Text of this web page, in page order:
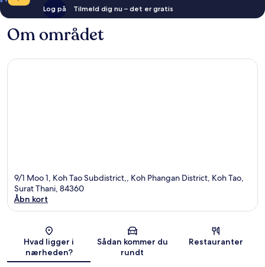
Log på Tilmeld dig nu – det er gratis
Om området
9/1 Moo 1, Koh Tao Subdistrict,, Koh Phangan District, Koh Tao,
Surat Thani, 84360
Åbn kort
Hvad ligger i
nærheden?
Sådan kommer du
rundt
Restauranter